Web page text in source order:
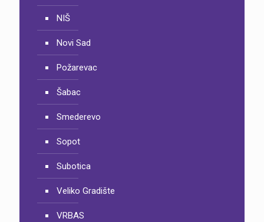
NIŠ
Novi Sad
Požarevac
Šabac
Smederevo
Sopot
Subotica
Veliko Gradište
VRBAS